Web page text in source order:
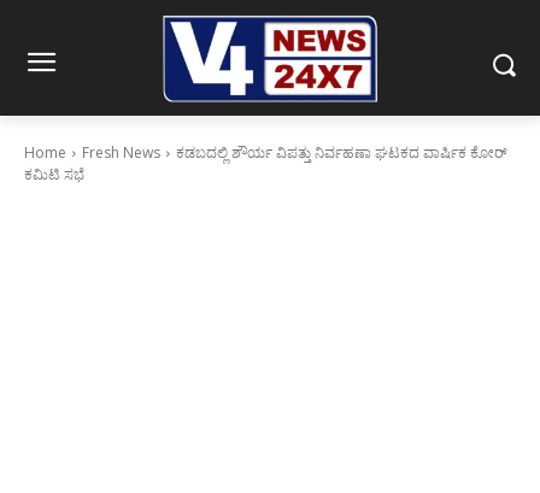
Home Fresh News
ಕಡಬದಲ್ಲಿ ಶೌರ್ಯ ವಿಪತ್ತು ನಿರ್ವಹಣಾ ಘಟಕದ ವಾರ್ಷಿಕ ಕೋರ್
ಕಮಿಟಿ ಸಭೆ